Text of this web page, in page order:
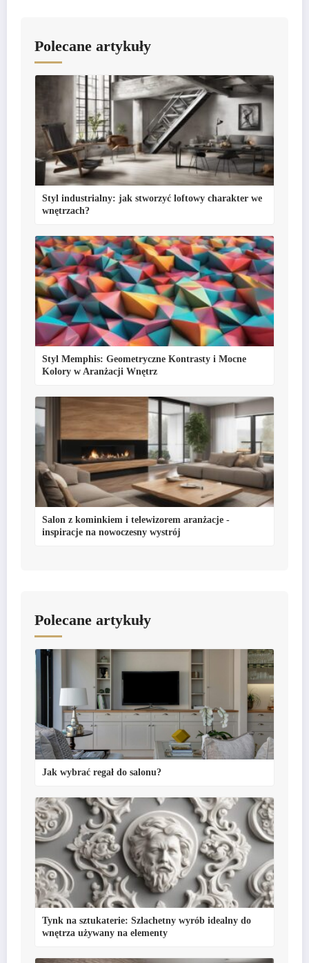
Polecane artykuły
Styl industrialny: jak stworzyć loftowy charakter we
wnętrzach?
Styl Memphis: Geometryczne Kontrasty i Mocne
Kolory w Aranżacji Wnętrz
Salon z kominkiem i telewizorem aranżacje -
inspiracje na nowoczesny wystrój
Polecane artykuły
Jak wybrać regał do salonu?
Tynk na sztukaterie: Szlachetny wyrób idealny do
wnętrza używany na elementy